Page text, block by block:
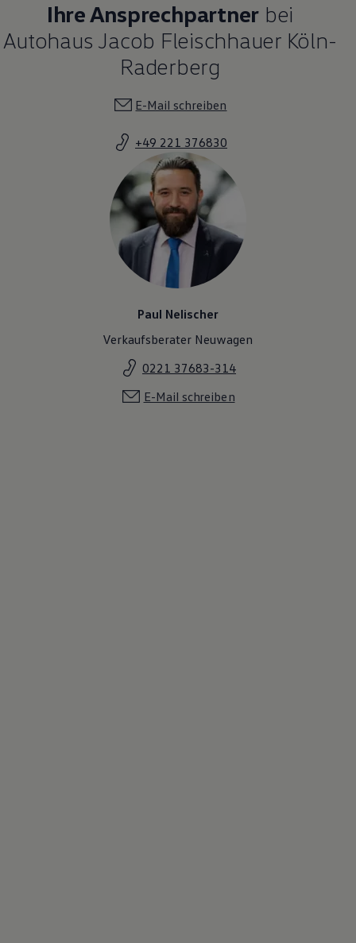
Ihre Ansprechpartner bei
Autohaus Jacob Fleischhauer Köln-
Raderberg
E-Mail schreiben
+49 221 376830
Paul Nelischer
Verkaufsberater Neuwagen
0221 37683-314
E-Mail schreiben